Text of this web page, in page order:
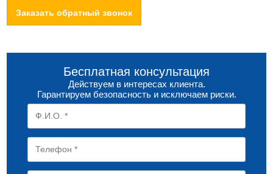
Заказать обратный звонок
Бесплатная консультация
Действуем в интересах клиента.
Гарантируем безопасность и исключаем риски.